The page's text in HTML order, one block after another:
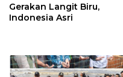
Gerakan Langit Biru,
Indonesia Asri